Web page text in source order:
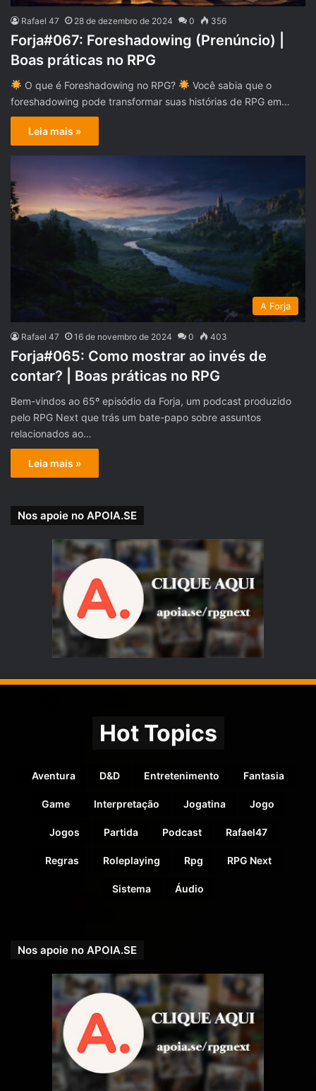
Rafael 47 28 de dezembro de 2024 0 356
Forja#067: Foreshadowing (Prenúncio) |
Boas práticas no RPG
O que é Foreshadowing no RPG?
Você sabia que o
foreshadowing pode transformar suas histórias de RPG em…
Leia mais »
A Forja
Rafael 47 16 de novembro de 2024 0 403
Forja#065: Como mostrar ao invés de
contar? | Boas práticas no RPG
Bem-vindos ao 65º episódio da Forja, um podcast produzido
pelo RPG Next que trás um bate-papo sobre assuntos
relacionados ao…
Leia mais »
Nos apoie no APOIA.SE
Hot Topics
Aventura D&D Entretenimento Fantasia
Game Interpretação Jogatina Jogo
Jogos Partida Podcast Rafael47
Regras Roleplaying Rpg RPG Next
Sistema Áudio
Nos apoie no APOIA.SE